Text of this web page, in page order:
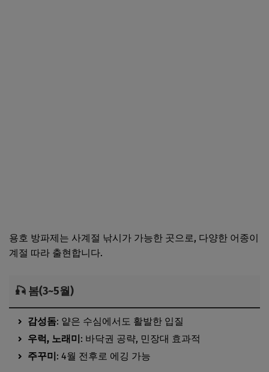
용호 방파제는 사계절 낚시가 가능한 곳으로, 다양한 어종이
계절 따라 출현합니다.
🎣 봄(3~5월)
감성돔: 얕은 수심에서도 활발한 입질
우럭, 노래미: 바닥권 공략, 민장대 효과적
주꾸미: 4월 전후로 에깅 가능